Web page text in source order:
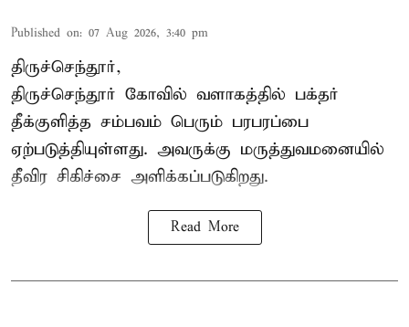
Published on: 07 Aug 2026, 3:40 pm
திருச்செந்தூர்,
திருச்செந்தூர் கோவில் வளாகத்தில் பக்தர்
தீக்குளித்த சம்பவம் பெரும் பரபரப்பை
ஏற்படுத்தியுள்ளது. அவருக்கு மருத்துவமனையில்
தீவிர சிகிச்சை அளிக்கப்படுகிறது.
Read More